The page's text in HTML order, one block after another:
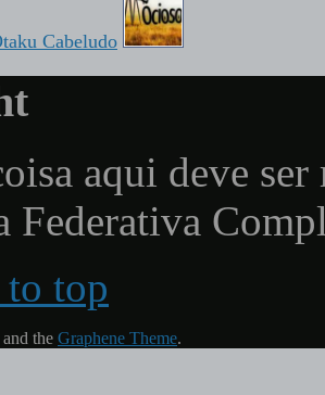
aqui deve ser
Federativa
top
and the Graphene Theme.